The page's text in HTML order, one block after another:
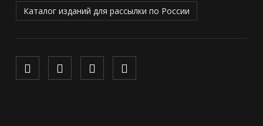
Каталог изданий для рассылки по России